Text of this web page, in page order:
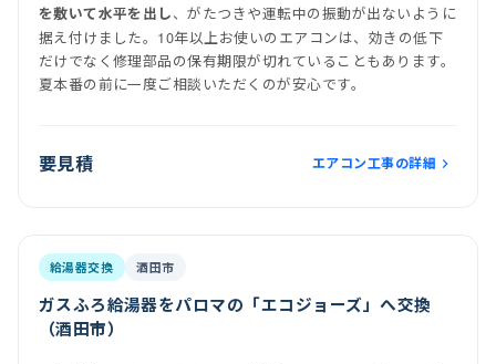
を敷いて水平を出し、がたつきや運転中の振動が出ないように
据え付けました。10年以上お使いのエアコンは、効きの低下
だけでなく修理部品の保有期限が切れていることもあります。
夏本番の前に一度ご相談いただくのが安心です。
要見積 エアコン工事の詳細
施工後
給湯器交換 酒田市
ガスふろ給湯器をパロマの「エコジョーズ」へ交換
（酒田市）